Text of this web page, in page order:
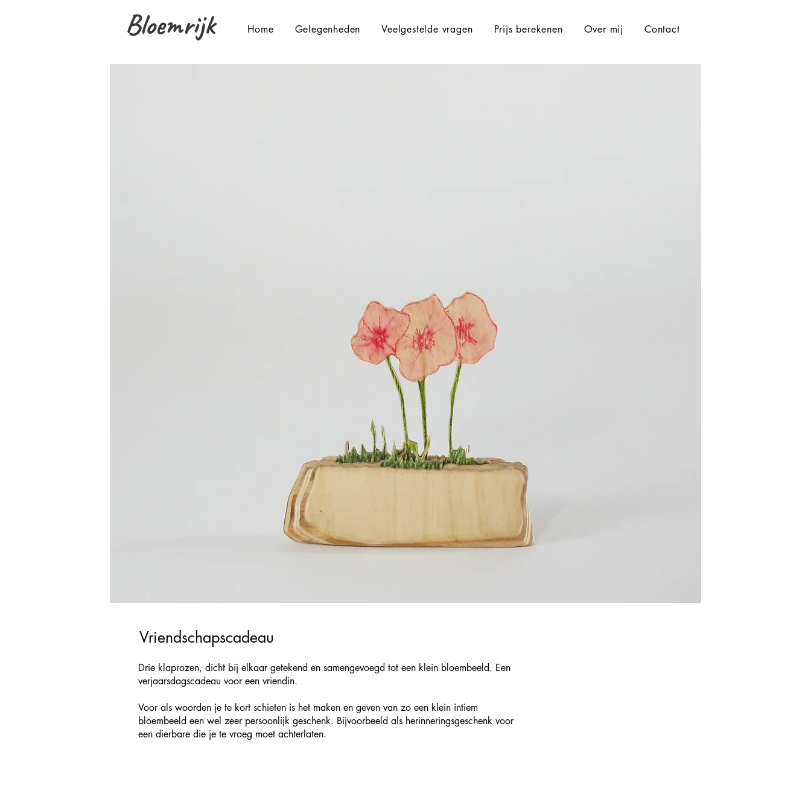
Bloemrijk Home Gelegenheden Veelgestelde vragen Prijs berekenen Over mij Contact
Vriendschapscadeau
Drie klaprozen, dicht bij elkaar getekend en samengevoegd tot een klein bloembeeld. Een
verjaarsdagscadeau voor een vriendin.
Voor als woorden je te kort schieten is het maken en geven van zo een klein intiem
bloembeeld een wel zeer persoonlijk geschenk. Bijvoorbeeld als herinneringsgeschenk voor
een dierbare die je te vroeg moet achterlaten.